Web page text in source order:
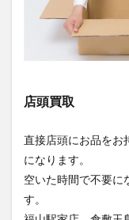
店頭買取
直接店頭にお品をお
になります。
空いた時間で不要に
す。